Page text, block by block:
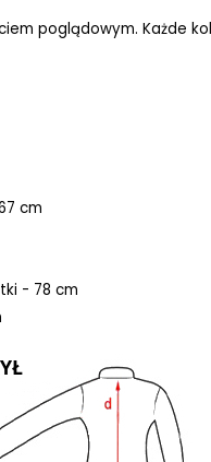
poglądowym. Każde
cm
- 78 cm